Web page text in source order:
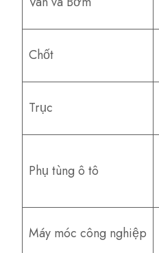
Chốt
Trục
Phụ tùng ô tô
Máy móc công nghiệp